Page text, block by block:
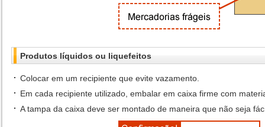
Produtos líquidos ou liquefeitos
Colocar em um recipiente que evite vazamento.
Em cada recipiente utilizado, embalar em caixa firme com
A tampa da caixa deve ser montado de maneira que não seja